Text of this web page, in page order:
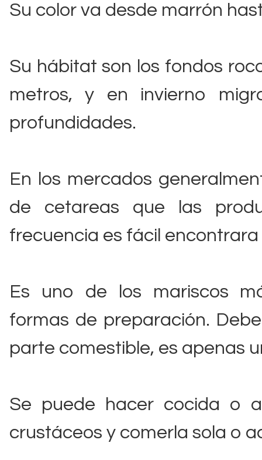
Su color va desde marrón
Su hábitat son los fondos
metros, y en invierno
profundidades.
En los mercados
de cetareas que las
frecuencia es fácil
Es uno de los mariscos
formas de preparación.
parte comestible, es apenas
Se puede hacer cocida o
crustáceos y comerla sola o